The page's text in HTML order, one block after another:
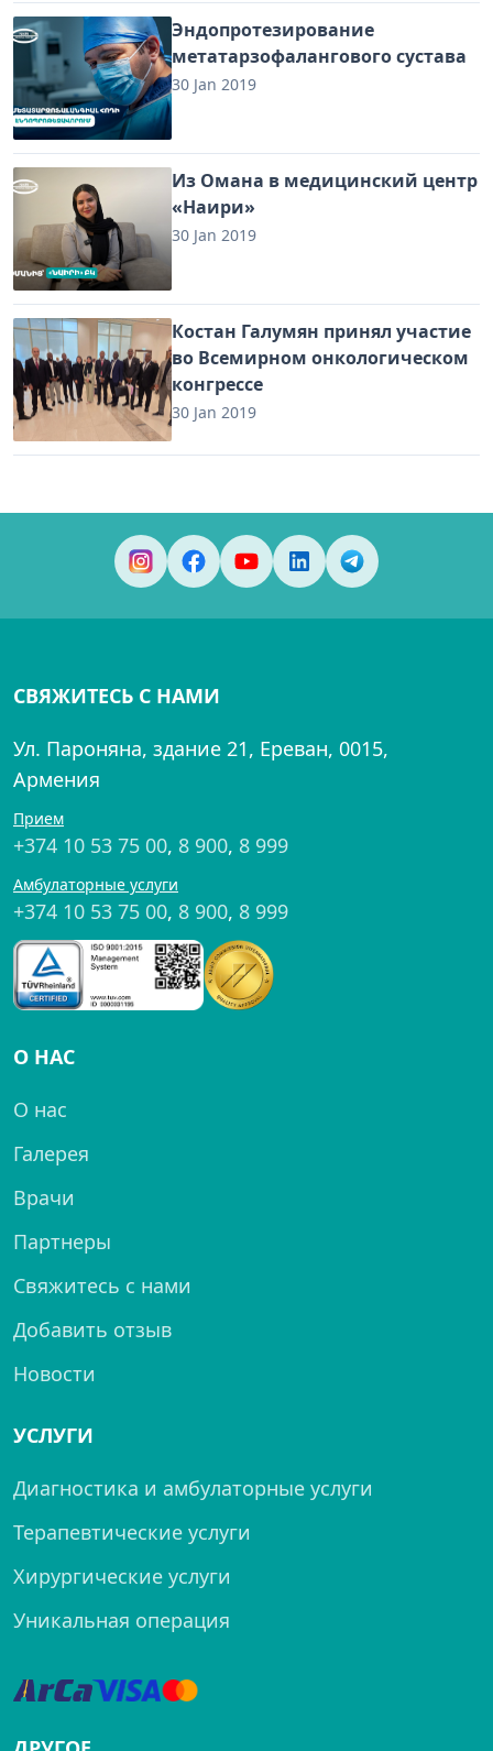
Эндопротезирование
метатарзофалангового сустава
30 Jan 2019
Из Омана в медицинский центр
«Наири»
30 Jan 2019
Костан Галумян принял участие
во Всемирном онкологическом
конгрессе
30 Jan 2019
СВЯЖИТЕСЬ С НАМИ
Ул. Пароняна, здание 21, Ереван, 0015,
Армения
Прием
+374 10 53 75 00, 8 900, 8 999
Амбулаторные услуги
+374 10 53 75 00, 8 900, 8 999
О НАС
О нас
Галерея
Врачи
Партнеры
Свяжитесь с нами
Добавить отзыв
Новости
УСЛУГИ
Диагностика и амбулаторные услуги
Терапевтические услуги
Хирургические услуги
Уникальная операция